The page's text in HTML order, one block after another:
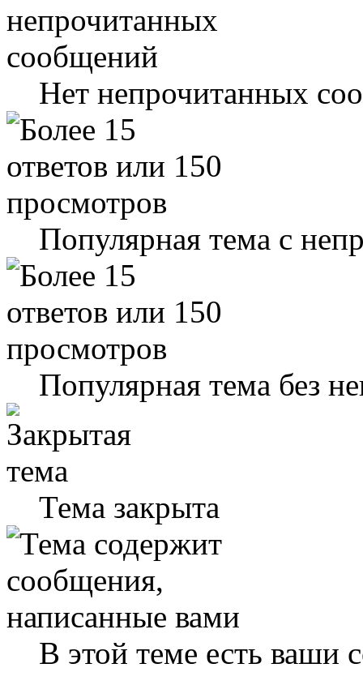
Нет непрочитанных
Популярная тема с
Популярная тема без
Тема закрыта
В этой теме есть ваши